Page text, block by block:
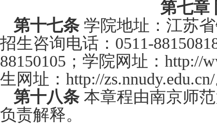
第七章
第十七条 学院地址：江苏
招生咨询电话：0511-
88150105；学院网址：http://
生网址：http://
第十八条 本章程由南京师
负责解释。